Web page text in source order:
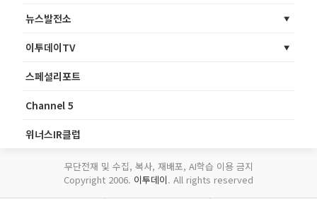
뉴스발전소
이투데이TV
스페셜리포트
Channel 5
위너스IR클럽
무단전재 및 수집, 복사, 재배포, AI학습 이용 금지
Copyright 2006. 이투데이. All rights reserved